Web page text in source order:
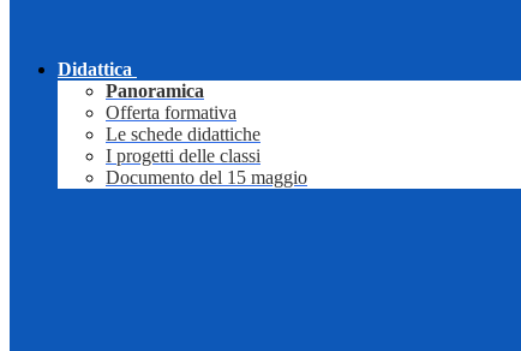
Didattica
Panoramica
Offerta formativa
Le schede didattiche
I progetti delle classi
Documento del 15 maggio